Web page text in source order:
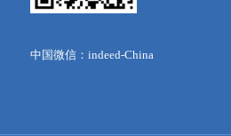
中国微信：indeed-China